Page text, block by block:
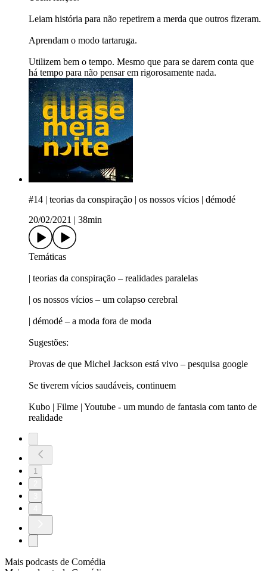
Leiam história para não repetirem a merda que outros fizeram.
Aprendam o modo tartaruga.
Utilizem bem o tempo. Mesmo que para se darem conta que
há tempo para não pensar em rigorosamente nada.
#14 | teorias da conspiração | os nossos vícios | démodé
20/02/2021
38min
Temáticas
| teorias da conspiração – realidades paralelas
| os nossos vícios – um colapso cerebral
| démodé – a moda fora de moda
Sugestões:
Provas de que Michel Jackson está vivo – pesquisa google
Se tiverem vícios saudáveis, continuem
Kubo | Filme | Youtube - um mundo de fantasia com tanto de
realidade
1
Mais podcasts de Comédia